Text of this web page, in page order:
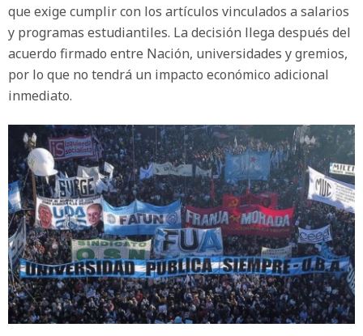
que exige cumplir con los artículos vinculados a salarios
y programas estudiantiles. La decisión llega después del
acuerdo firmado entre Nación, universidades y gremios,
por lo que no tendrá un impacto económico adicional
inmediato.